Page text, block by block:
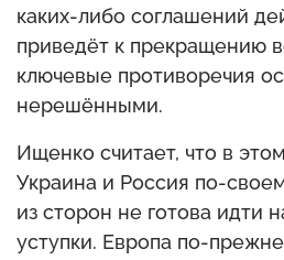
каких-либо соглашений
приведёт к прекращению
ключевые противоречия
нерешёнными.
Ищенко считает, что в
Украина и Россия по-
из сторон не готова идти
уступки. Европа по-